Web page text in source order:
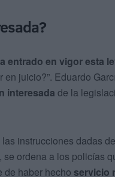
entrado en vigor esta
juicio?”. Eduardo
interesada de la
instrucciones dadas
se ordena a los policías
de haber hecho servicio